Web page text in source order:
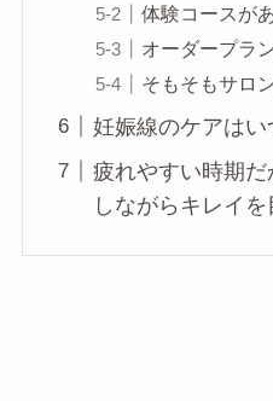
体験コースが
オーダープラ
そもそもサロ
妊娠線のケアはい
疲れやすい時期
しながらキレイを